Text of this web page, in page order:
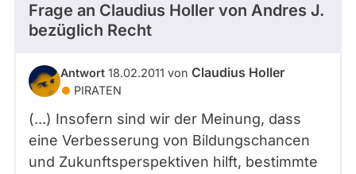
Frage an Claudius Holler von Andres J.
bezüglich Recht
Antwort 18.02.2011 von Claudius Holler
PIRATEN
(...) Insofern sind wir der Meinung, dass
eine Verbesserung von Bildungschancen
und Zukunftsperspektiven hilft, bestimmte